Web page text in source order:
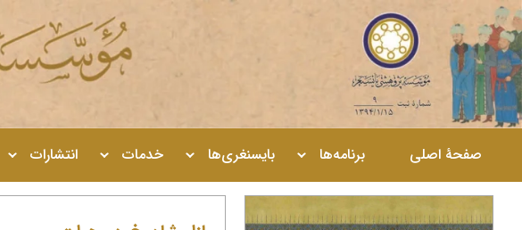
صفحۀ اصلی برنامه‌ها بایسنغری‌ها خدمات انتشارات